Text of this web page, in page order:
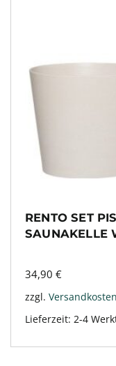
RENTO SET
SAUNAKELLE
34,90 €
zzgl. Versandkosten
Lieferzeit: 2-4